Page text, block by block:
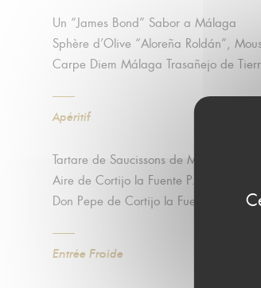
Un “James Bond” Sabor a Málaga
Sphère d’Olive “Aloreña Roldán”,
Carpe Diem Málaga Trasañejo de
Apéritif
Tartare de Saucissons de Málaga
Aire de Cortijo la Fuente P.X., Pop-
Don Pepe de Cortijo la Fuente, Pedro
Entrée Froide